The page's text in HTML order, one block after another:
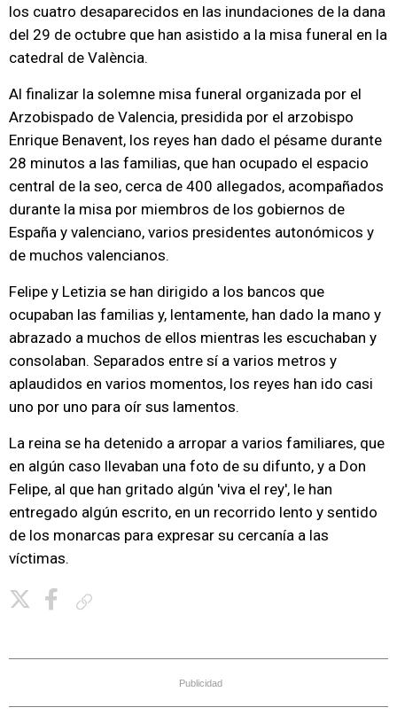
los cuatro desaparecidos en las inundaciones de la dana
del 29 de octubre que han asistido a la misa funeral en la
catedral de València.
Al finalizar la solemne misa funeral organizada por el
Arzobispado de Valencia, presidida por el arzobispo
Enrique Benavent, los reyes han dado el pésame durante
28 minutos a las familias, que han ocupado el espacio
central de la seo, cerca de 400 allegados, acompañados
durante la misa por miembros de los gobiernos de
España y valenciano, varios presidentes autonómicos y
de muchos valencianos.
Felipe y Letizia se han dirigido a los bancos que
ocupaban las familias y, lentamente, han dado la mano y
abrazado a muchos de ellos mientras les escuchaban y
consolaban. Separados entre sí a varios metros y
aplaudidos en varios momentos, los reyes han ido casi
uno por uno para oír sus lamentos.
La reina se ha detenido a arropar a varios familiares, que
en algún caso llevaban una foto de su difunto, y a Don
Felipe, al que han gritado algún 'viva el rey', le han
entregado algún escrito, en un recorrido lento y sentido
de los monarcas para expresar su cercanía a las
víctimas.
Publicidad